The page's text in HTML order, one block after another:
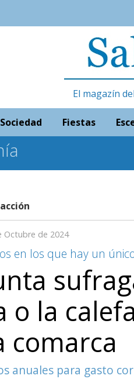
El magazín
Sociedad Fiestas
Octubre de 2024
en los que hay un
o la
comarca
anuales para gasto